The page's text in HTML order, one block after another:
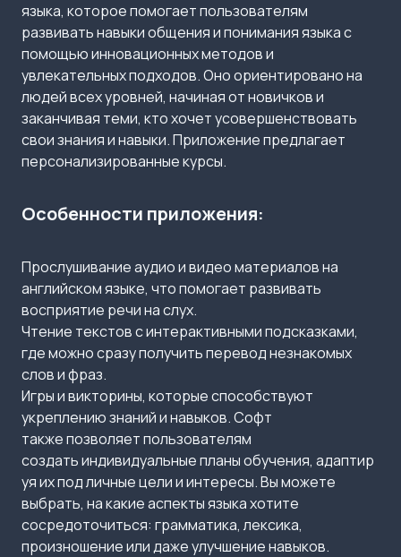
языка, которое помогает пользователям
развивать навыки общения и понимания языка с
помощью инновационных методов и
увлекательных подходов. Оно ориентировано на
людей всех уровней, начиная от новичков и
заканчивая теми, кто хочет усовершенствовать
свои знания и навыки. Приложение предлагает
персонализированные курсы.
Особенности приложения:
Прослушивание аудио и видео материалов на
английском языке, что помогает развивать
восприятие речи на слух.
Чтение текстов с интерактивными подсказками,
где можно сразу получить перевод незнакомых
слов и фраз.
Игры и викторины, которые способствуют
укреплению знаний и навыков. Софт
также позволяет пользователям
создать индивидуальные планы обучения, адаптир
уя их под личные цели и интересы. Вы можете
выбрать, на какие аспекты языка хотите
сосредоточиться: грамматика, лексика,
произношение или даже улучшение навыков.